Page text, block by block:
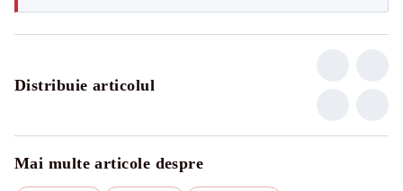
Distribuie articolul
Mai multe articole despre